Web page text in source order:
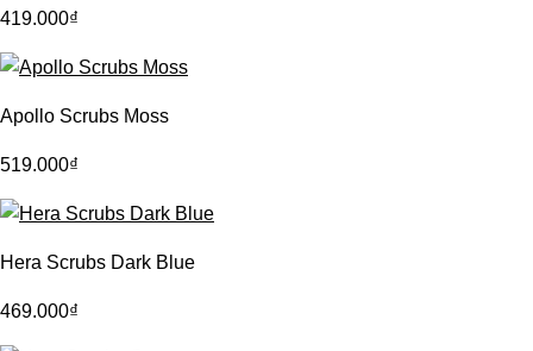
419.000₫
Apollo Scrubs Moss
519.000₫
Hera Scrubs Dark Blue
469.000₫